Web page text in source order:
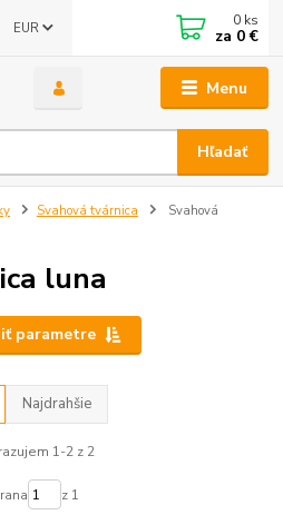
Menu
EUR
Hľadať
0 ks
za 0 €
Svahová tvárnica
Svahová
luna
parametre
Najdrahšie
1-2 z 2
z 1